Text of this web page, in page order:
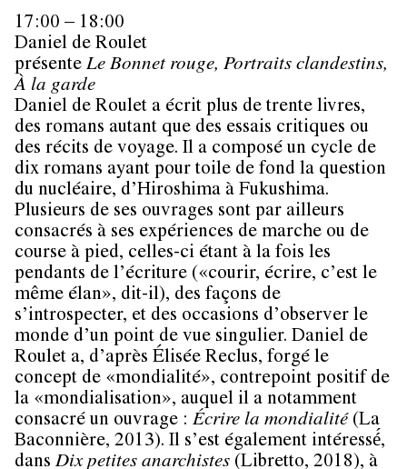
17:00 – 18:00
Daniel de Roulet
présente Le Bonnet rouge, Portraits clandestins,
À la garde
Daniel de Roulet a écrit plus de trente livres,
des romans autant que des essais critiques ou
des récits de voyage. Il a composé un cycle de
dix romans ayant pour toile de fond la question
du nucléaire, d’Hiroshima à Fukushima.
Plusieurs de ses ouvrages sont par ailleurs
consacrés à ses expériences de marche ou de
course à pied, celles-ci étant à la fois les
pendants de l’écriture («courir, écrire, c’est le
même élan», dit-il), des façons de
s’introspecter, et des occasions d’observer le
monde d’un point de vue singulier. Daniel de
Roulet a, d’après Élisée Reclus, forgé le
concept de «mondialité», contrepoint positif de
la «mondialisation», auquel il a notamment
consacré un ouvrage : Écrire la mondialité (La
Baconnière, 2013). Il s’est également intéressé́,
dans Dix petites anarchistes (Libretto, 2018), à